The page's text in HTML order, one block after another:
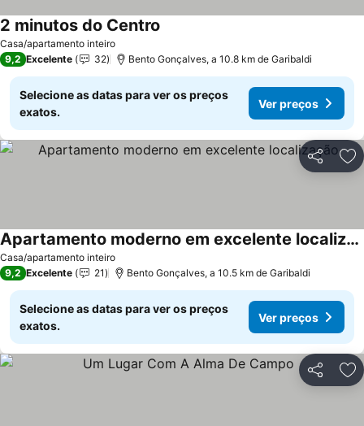
Casa/apartamento inteiro
2 minutos do Centro
9,2 Excelente 32 Bento Gonçalves, a 10.8 km de Garibaldi
Selecione as datas para ver os preços
exatos.
Ver preços
Partilhar
Casa/apartamento inteiro
Apartamento moderno em excelente localização
9,2 Excelente 21 Bento Gonçalves, a 10.5 km de Garibaldi
Selecione as datas para ver os preços
exatos.
Ver preços
Partilhar